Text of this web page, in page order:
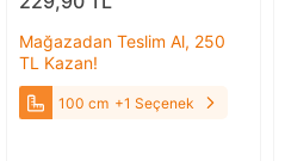
Mağazadan Teslim Al, 250
TL Kazan!
100 cm +1 Seçenek